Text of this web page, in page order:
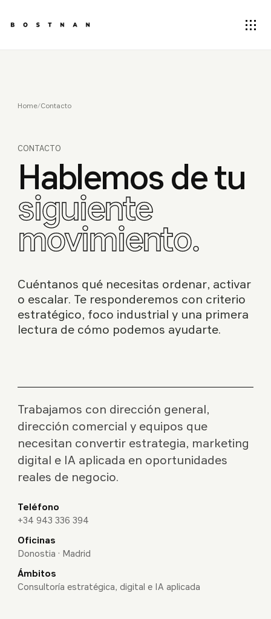
Home/Contacto
CONTACTO
Hablemos de tu
siguiente
movimiento.
Cuéntanos qué necesitas ordenar, activar
o escalar. Te responderemos con criterio
estratégico, foco industrial y una primera
lectura de cómo podemos ayudarte.
Trabajamos con dirección general,
dirección comercial y equipos que
necesitan convertir estrategia, marketing
digital e IA aplicada en oportunidades
reales de negocio.
Teléfono
+34 943 336 394
Oficinas
Donostia · Madrid
Ámbitos
Consultoría estratégica, digital e IA aplicada